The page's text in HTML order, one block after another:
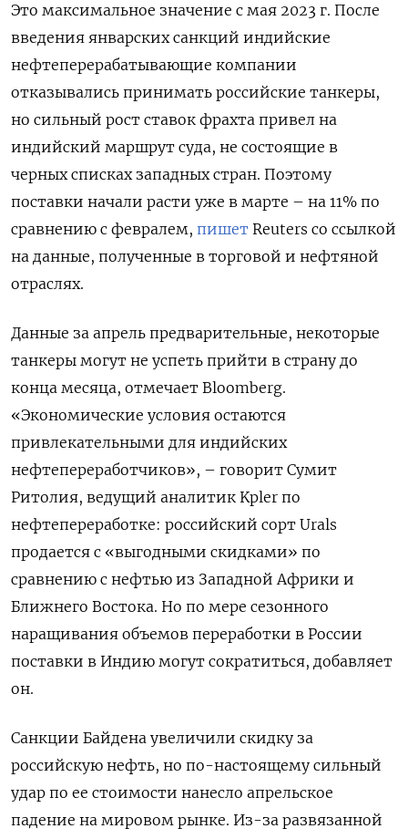
Это максимальное значение с мая 2023 г. После
введения январских санкций индийские
нефтеперерабатывающие компании
отказывались принимать российские танкеры,
но сильный рост ставок фрахта привел на
индийский маршрут суда, не состоящие в
черных списках западных стран. Поэтому
поставки начали расти уже в марте – на 11% по
сравнению с февралем, пишет Reuters со ссылкой
на данные, полученные в торговой и нефтяной
отраслях.
Данные за апрель предварительные, некоторые
танкеры могут не успеть прийти в страну до
конца месяца, отмечает Bloomberg.
«Экономические условия остаются
привлекательными для индийских
нефтепереработчиков», – говорит Сумит
Ритолия, ведущий аналитик Kpler по
нефтепереработке: российский сорт Urals
продается с «выгодными скидками» по
сравнению с нефтью из Западной Африки и
Ближнего Востока. Но по мере сезонного
наращивания объемов переработки в России
поставки в Индию могут сократиться, добавляет
он.
Санкции Байдена увеличили скидку за
российскую нефть, но по-настоящему сильный
удар по ее стоимости нанесло апрельское
падение на мировом рынке. Из-за развязанной